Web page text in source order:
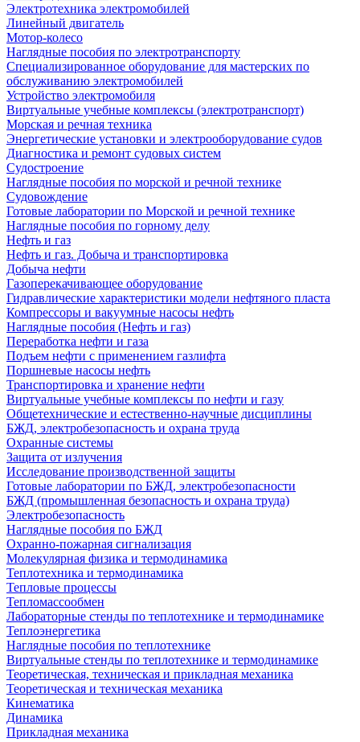
Электротехника электромобилей
Линейный двигатель
Мотор-колесо
Наглядные пособия по электротранспорту
Специализированное оборудование для мастерских по
обслуживанию электромобилей
Устройство электромобиля
Виртуальные учебные комплексы (электротранспорт)
Морская и речная техника
Энергетические установки и электрооборудование судов
Диагностика и ремонт судовых систем
Судостроение
Наглядные пособия по морской и речной технике
Судовождение
Готовые лаборатории по Морской и речной технике
Наглядные пособия по горному делу
Нефть и газ
Нефть и газ. Добыча и транспортировка
Добыча нефти
Газоперекачивающее оборудование
Гидравлические характеристики модели нефтяного пласта
Компрессоры и вакуумные насосы нефть
Наглядные пособия (Нефть и газ)
Переработка нефти и газа
Подъем нефти с применением газлифта
Поршневые насосы нефть
Транспортировка и хранение нефти
Виртуальные учебные комплексы по нефти и газу
Общетехнические и естественно-научные дисциплины
БЖД, электробезопасность и охрана труда
Охранные системы
Защита от излучения
Исследование производственной защиты
Готовые лаборатории по БЖД, электробезопасности
БЖД (промышленная безопасность и охрана труда)
Электробезопасность
Наглядные пособия по БЖД
Охранно-пожарная сигнализация
Молекулярная физика и термодинамика
Теплотехника и термодинамика
Тепловые процессы
Тепломассообмен
Лабораторные стенды по теплотехнике и термодинамике
Теплоэнергетика
Наглядные пособия по теплотехнике
Виртуальные стенды по теплотехнике и термодинамике
Теоретическая, техническая и прикладная механика
Теоретическая и техническая механика
Кинематика
Динамика
Прикладная механика